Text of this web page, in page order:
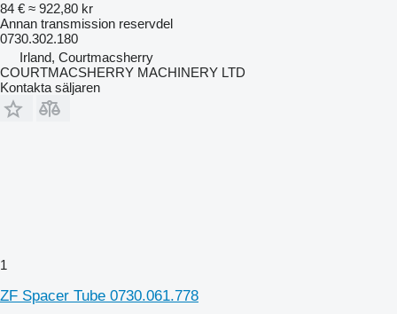
84 € ≈ 922,80 kr
Annan transmission reservdel
0730.302.180
Irland, Courtmacsherry
COURTMACSHERRY MACHINERY LTD
Kontakta säljaren
1
ZF Spacer Tube 0730.061.778